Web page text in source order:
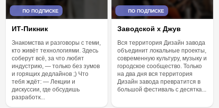
ПО ПОДПИСКЕ
ИТ-Пикник
Знакомства и разговоры с теми,
кто живёт технологиями. Здесь
соберут всё, за что любят
индустрию, — только без зумов
и горящих дедлайнов ;) Что
тебя ждёт: — Лекции и
дискуссии, где обсудишь
разработк...
ПО ПОДПИСКЕ
Заводской х Джув
Вся территория Дизайн завода
объединит локальные проекты,
современную культуру, музыку и
городское сообщество. Только
на два дня вся территория
Дизайн завода превратится в
большой фестиваль с десятка...